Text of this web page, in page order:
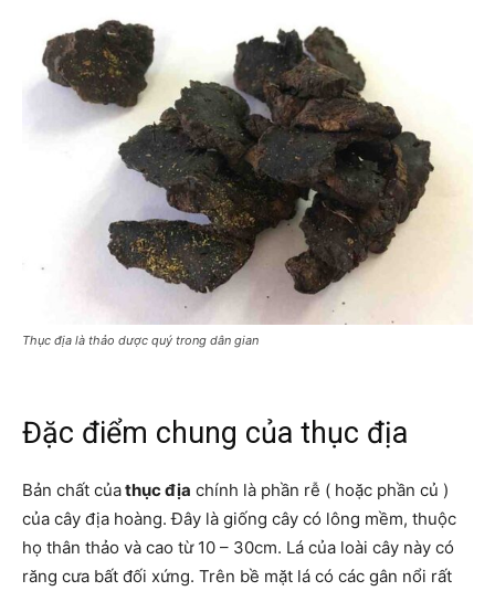
Thục địa là thảo dược quý trong dân gian
Đặc điểm chung của thục địa
Bản chất củathục địa chính là phần rễ ( hoặc phần củ )
của cây địa hoàng. Đây là giống cây có lông mềm, thuộc
họ thân thảo và cao từ 10 – 30cm. Lá của loài cây này có
răng cưa bất đối xứng. Trên bề mặt lá có các gân nổi rất